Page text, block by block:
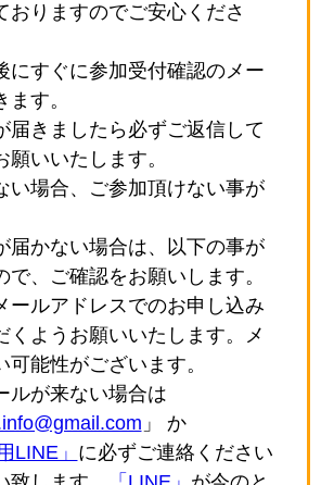
おりますのでご安心くださ
にすぐに参加受付確認のメー
ます。
きましたら必ずご返信して
いいたします。
い場合、ご参加頂けない事が
届かない場合は、以下の事が
で、ご確認をお願いします。
ールアドレスでのお申し込み
くようお願いいたします。メ
可能性がございます。
ルが来ない場合は
」 か
LINE」 に必ずご連絡ください